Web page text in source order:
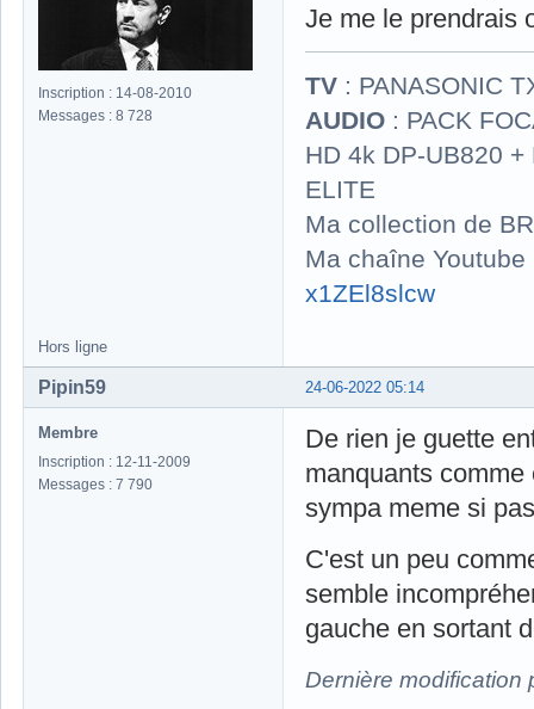
Inscription : 14-08-2010
Messages : 8 728
Je me le prendrais
TV : PANASONIC
AUDIO : PACK
HD 4k DP-UB820
ELITE
Ma collection de
Ma chaîne
x1ZEl8slcw
Hors ligne
24-06-2022 05:14
Pipin59
Membre
Inscription : 12-11-2009
Messages : 7 790
De rien je guette
manquants
sympa meme si
C'est un peu
semble
gauche en sortant
Dernière modification